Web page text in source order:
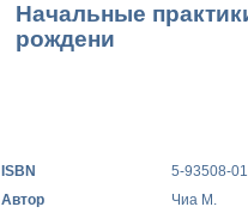
Начальные
рождени
ISBN
5-93508-
Автор
Чиа М.